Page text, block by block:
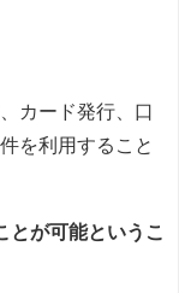
カード発行、口
を利用すること
とが可能というこ